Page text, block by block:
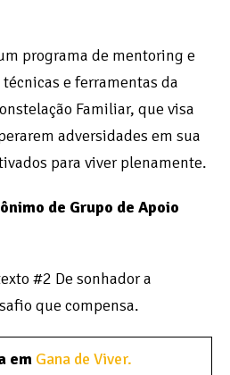
programa de mentoring e
e ferramentas da
Familiar, que visa
adversidades em sua
para viver plenamente.
de Grupo de Apoio
#2 De sonhador a
que compensa.
em Gana de Viver.